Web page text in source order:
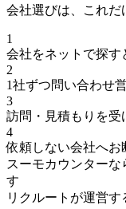
会社選びは、これだ
1
会社をネットで探す
2
1社ずつ問い合わせ
3
訪問・見積もりを受
4
依頼しない会社へお
スーモカウンターな
す
リクルートが運営す